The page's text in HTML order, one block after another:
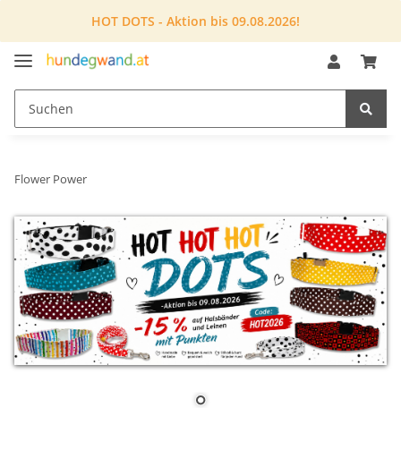
HOT DOTS - Aktion bis 09.08.2026!
Flower Power